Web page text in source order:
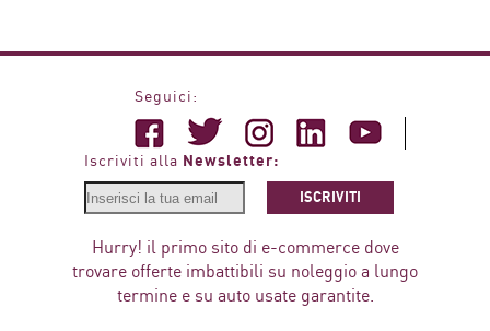
Seguici:
Iscriviti alla Newsletter:
ISCRIVITI
Hurry! il primo sito di e-commerce dove
trovare offerte imbattibili su noleggio a lungo
termine e su auto usate garantite.